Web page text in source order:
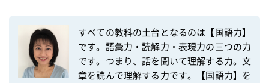
すべての教科の土台となるのは【国語力】
です。語彙力・読解力・表現力の三つの力
です。つまり、話を聞いて理解する力。文
章を読んで理解する力です。【国語力】を